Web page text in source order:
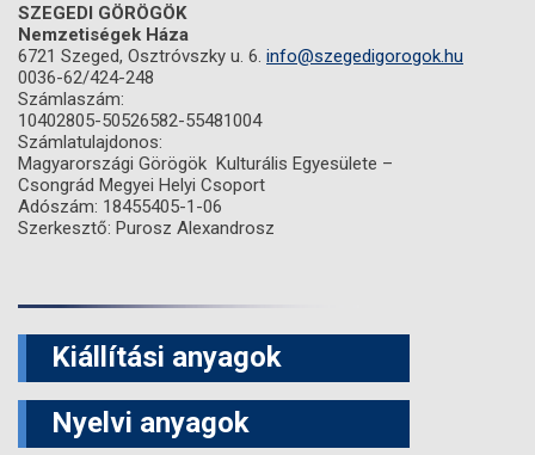
SZEGEDI GÖRÖGÖK
Nemzetiségek Háza
6721 Szeged, Osztróvszky u. 6. info@szegedigorogok.hu
0036-62/424-248
Számlaszám:
10402805-50526582-55481004
Számlatulajdonos:
Magyarországi Görögök Kulturális Egyesülete –
Csongrád Megyei Helyi Csoport
Adószám: 18455405-1-06
Szerkesztő: Purosz Alexandrosz
Kiállítási anyagok
Nyelvi anyagok